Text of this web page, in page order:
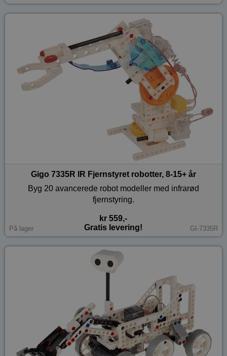
Gigo 7335R IR Fjernstyret robotter, 8-15+ år
Byg 20 avancerede robot modeller med infrarød
fjernstyring.
På lager
kr 559,-
Gratis levering!
GI-7335R